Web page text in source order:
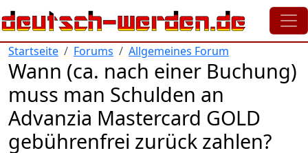
Direkt zum Inhalt
Startseite Forums Allgemeines Forum
Wann (ca. nach einer Buchung)
muss man Schulden an
Advanzia Mastercard GOLD
gebührenfrei zurück zahlen?